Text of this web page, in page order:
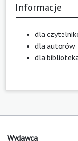
Informacje
dla
dla autorów
dla
Wydawca